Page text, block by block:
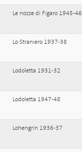
Le nozze di Figaro 1945-46
Lo Straniero 1937-38
Lodoletta 1931-32
Lodoletta 1947-48
Lohengrin 1936-37